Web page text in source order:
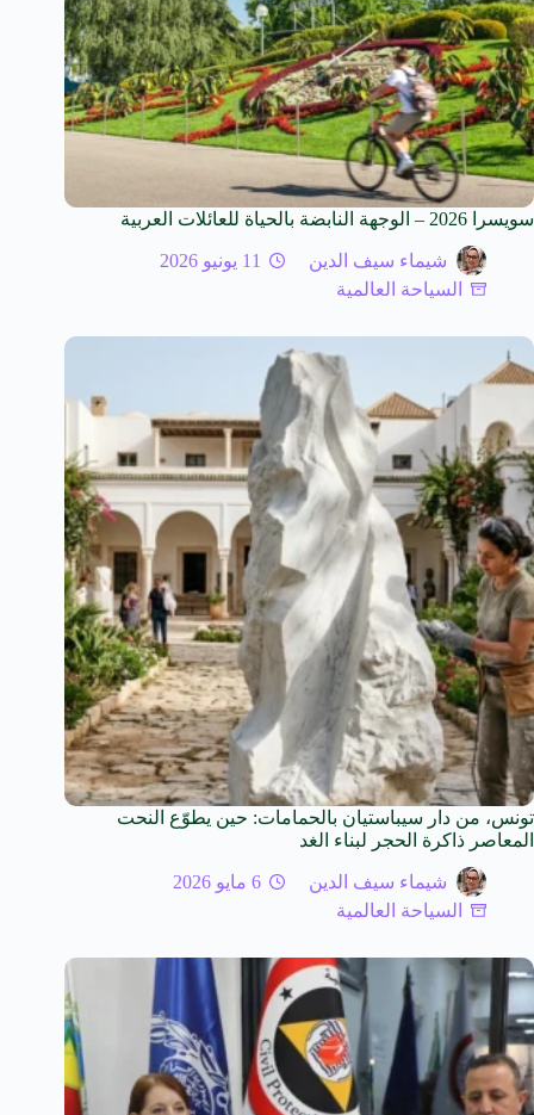
سويسرا 2026 – الوجهة النابضة بالحياة للعائلات العربية
شيماء سيف الدين
11 يونيو 2026
السياحة العالمية
تونس، من دار سيباستيان بالحمامات: حين يطوّع النحت
المعاصر ذاكرة الحجر لبناء الغد
شيماء سيف الدين
6 مايو 2026
السياحة العالمية